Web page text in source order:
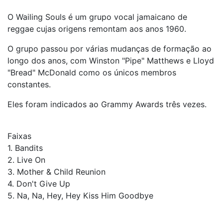
O Wailing Souls é um grupo vocal jamaicano de
reggae cujas origens remontam aos anos 1960.
O grupo passou por várias mudanças de formação ao
longo dos anos, com Winston "Pipe" Matthews e Lloyd
"Bread" McDonald como os únicos membros
constantes.
Eles foram indicados ao Grammy Awards três vezes.
Faixas
1. Bandits
2. Live On
3. Mother & Child Reunion
4. Don't Give Up
5. Na, Na, Hey, Hey Kiss Him Goodbye